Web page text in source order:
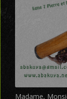
Madame,